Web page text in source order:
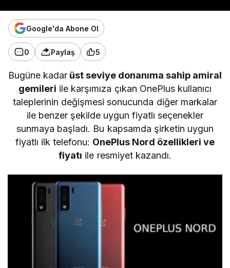
Google'da Abone Ol
0 Paylaş 5
Bugüne kadarüst seviye donanıma sahip amiral
gemileri ile karşımıza çıkan OnePlus kullanıcı
taleplerinin değişmesi sonucunda diğer markalar
ile benzer şekilde uygun fiyatlı seçenekler
sunmaya başladı. Bu kapsamda şirketin uygun
fiyatlı ilk telefonu: OnePlus Nord özellikleri ve
fiyatı ile resmiyet kazandı.